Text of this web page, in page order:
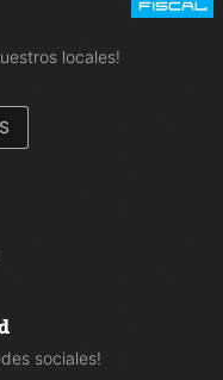
locales!
sociales!